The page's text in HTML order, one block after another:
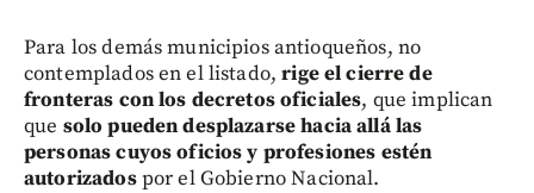
Para los demás municipios antioqueños, no
contemplados en el listado,rige el cierre de
fronteras con los decretos oficiales, que implican
que solo pueden desplazarse hacia allá las
personas cuyos oficios y profesiones estén
autorizadospor el Gobierno Nacional.